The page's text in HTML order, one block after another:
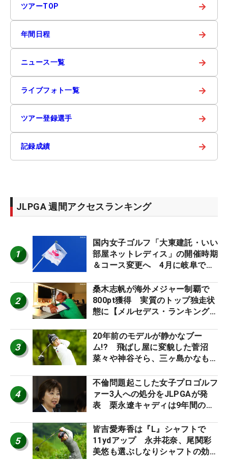
ツアーTOP →
年間日程 →
ニュース一覧 →
ライブフォト一覧 →
ツアー登録選手 →
記録成績 →
JLPGA 週間アクセスランキング
1
国内女子ゴルフ「大東建託・いい
部屋ネットレディス」の開催時期
＆コース変更へ 4月に岐阜で開
2
桑木志帆が海外メジャー制覇で
800pt獲得 実質のトップ独走状
態に【メルセデス・ランキング番
3
20年前のモデルが静かなブー
ム!? 飛ばし屋に変貌した菅沼
菜々や神谷そら、三ヶ島かなも使
ロたちの“飛ばしギア”】
4
不倫問題起こした女子プロゴルフ
ァー3人への処分をJLPGAが発
表 栗永遼キャディは9年間の立
5
皆吉愛寿香は『L』シャフトで
11ydアップ 永井花奈、尾関彩
美悠も選ぶしなりシャフトの効果